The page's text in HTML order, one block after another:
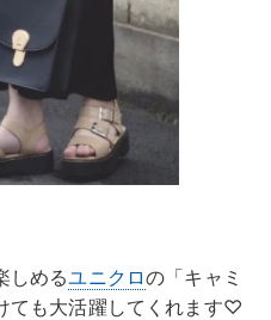
しめるユニクロの「キャミ
ても大活躍してくれます♡